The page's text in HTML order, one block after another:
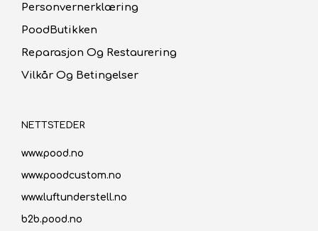
Personvernerklæring
PoodButikken
Reparasjon Og Restaurering
Vilkår Og Betingelser
NETTSTEDER
www.pood.no
www.poodcustom.no
www.luftunderstell.no
b2b.pood.no